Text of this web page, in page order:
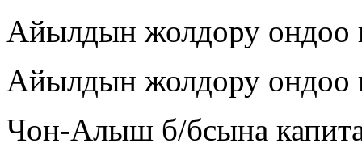
Айылдын жолдору ондоо
Айылдын жолдору ондоо
Чон-Алыш б/бсына